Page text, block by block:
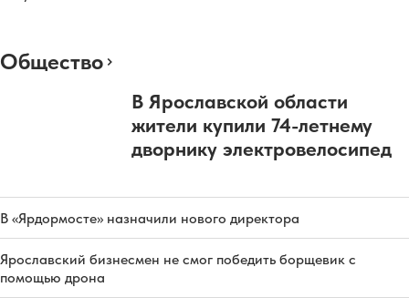
Общество
В Ярославской области
жители купили 74-летнему
дворнику электровелосипед
В «Ярдормосте» назначили нового директора
Ярославский бизнесмен не смог победить борщевик с
помощью дрона